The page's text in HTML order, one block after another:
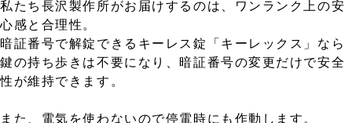
私たち長沢製作所がお届けするのは、ワンランク上の安
心感と合理性。
暗証番号で解錠できるキーレス錠「キーレックス」なら
鍵の持ち歩きは不要になり、暗証番号の変更だけで安全
性が維持できます。
また、電気を使わないので停電時にも作動します。